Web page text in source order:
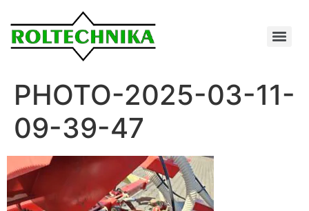
PHOTO-2025-03-11-
09-39-47